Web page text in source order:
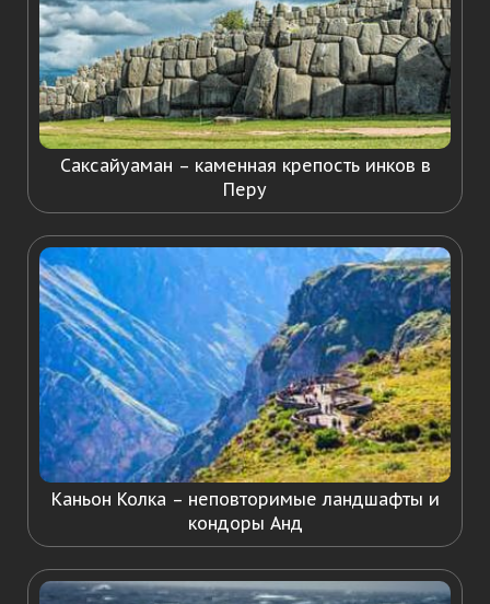
Саксайуаман – каменная крепость инков в
Перу
Каньон Колка – неповторимые ландшафты и
кондоры Анд